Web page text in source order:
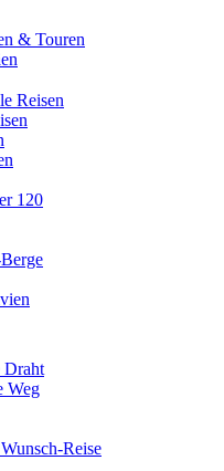
& Touren
Reisen
120
Weg
Reise